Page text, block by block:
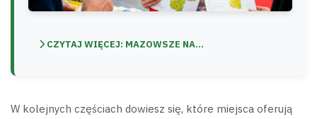
CZYTAJ WIĘCEJ: MAZOWSZE NA...
W kolejnych częściach dowiesz się, które miejsca oferują